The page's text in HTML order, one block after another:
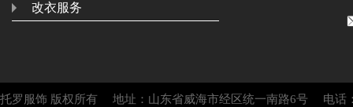
改衣服务
托罗服饰 版权所有 地址：山东省威海市经区统一南路6号 电